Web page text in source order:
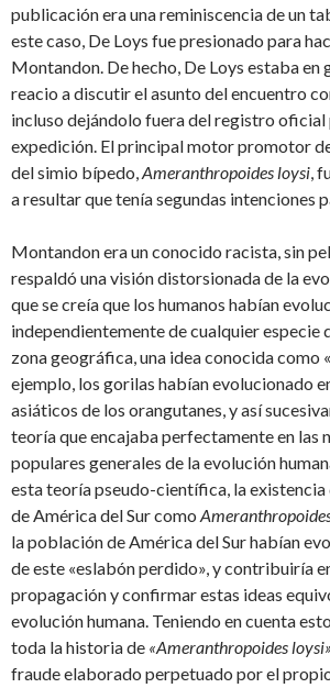
publicación era una reminiscencia de un
este caso, De Loys fue presionado para
Montandon. De hecho, De Loys estaba en
reacio a discutir el asunto del encuentro
incluso dejándolo fuera del registro
expedición. El principal motor promotor
del simio bípedo,Ameranthropoides loysi,
a resultar que tenía segundas intenciones
Montandon era un conocido racista, sin
respaldó una visión distorsionada de la
que se creía que los humanos habían
independientemente de cualquier especie
zona geográfica, una idea conocida como
ejemplo, los gorilas habían evolucionado
asiáticos de los orangutanes, y así
teoría que encajaba perfectamente en las
populares generales de la evolución
esta teoría pseudo-científica, la existencia
de América del Sur como
la población de América del Sur habían
de este «eslabón perdido», y contribuiría
propagación y confirmar estas ideas
evolución humana. Teniendo en cuenta
toda la historia de «Ameranthropoides loysi»
fraude elaborado perpetuado por el